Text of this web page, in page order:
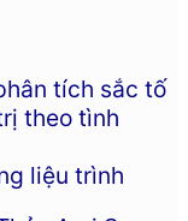
tích sắc tố
theo tình
liệu trình